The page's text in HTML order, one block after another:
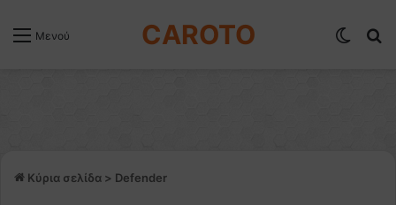
Μενού CAROTO
Κύρια σελίδα > Defender